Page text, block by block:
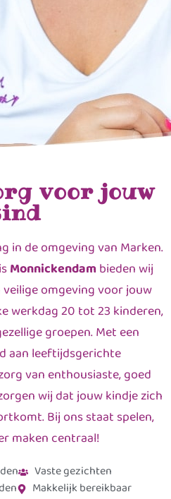
voor jouw
in de omgeving van Marken.
Monnickendam bieden wij
omgeving voor jouw
werkdag 20 tot 23 kinderen,
groepen. Met een
aan leeftijdsgerichte
van enthousiaste, goed
wij dat jouw kindje zich
Bij ons staat spelen,
maken centraal!
Vaste gezichten
Makkelijk bereikbaar